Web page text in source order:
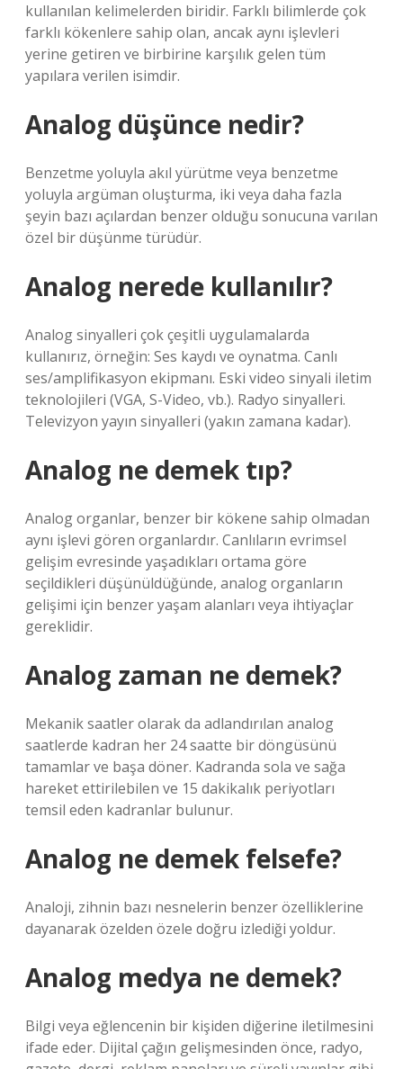
kullanılan kelimelerden biridir. Farklı bilimlerde çok
farklı kökenlere sahip olan, ancak aynı işlevleri
yerine getiren ve birbirine karşılık gelen tüm
yapılara verilen isimdir.
Analog düşünce nedir?
Benzetme yoluyla akıl yürütme veya benzetme
yoluyla argüman oluşturma, iki veya daha fazla
şeyin bazı açılardan benzer olduğu sonucuna varılan
özel bir düşünme türüdür.
Analog nerede kullanılır?
Analog sinyalleri çok çeşitli uygulamalarda
kullanırız, örneğin: Ses kaydı ve oynatma. Canlı
ses/amplifikasyon ekipmanı. Eski video sinyali iletim
teknolojileri (VGA, S-Video, vb.). Radyo sinyalleri.
Televizyon yayın sinyalleri (yakın zamana kadar).
Analog ne demek tıp?
Analog organlar, benzer bir kökene sahip olmadan
aynı işlevi gören organlardır. Canlıların evrimsel
gelişim evresinde yaşadıkları ortama göre
seçildikleri düşünüldüğünde, analog organların
gelişimi için benzer yaşam alanları veya ihtiyaçlar
gereklidir.
Analog zaman ne demek?
Mekanik saatler olarak da adlandırılan analog
saatlerde kadran her 24 saatte bir döngüsünü
tamamlar ve başa döner. Kadranda sola ve sağa
hareket ettirilebilen ve 15 dakikalık periyotları
temsil eden kadranlar bulunur.
Analog ne demek felsefe?
Analoji, zihnin bazı nesnelerin benzer özelliklerine
dayanarak özelden özele doğru izlediği yoldur.
Analog medya ne demek?
Bilgi veya eğlencenin bir kişiden diğerine iletilmesini
ifade eder. Dijital çağın gelişmesinden önce, radyo,